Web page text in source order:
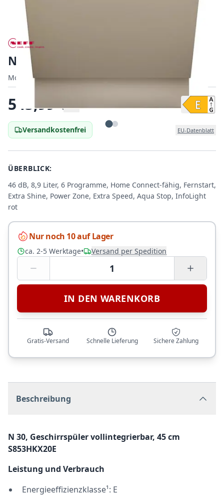
Neff S853HKX20E
Modell:
Modell: EAN:
545,99€
Versandkostenfrei EU-Datenblatt
ÜBERBLICK:
46 dB, 8,9 Liter, 6 Programme, Home Connect-fähig, Fernstart,
Extra Shine, Power Zone, Extra Speed, Aqua Stop, InfoLight
rot
Nur noch 10 auf Lager
ca. 2-5 Werktage• Versand per Spedition
1
IN DEN WARENKORB
Gratis-Versand Schnelle Lieferung Sichere Zahlung
Beschreibung
N 30, Geschirrspüler vollintegrierbar, 45 cm
S853HKX20E
Leistung und Verbrauch
Energieeffizienzklasse¹: E